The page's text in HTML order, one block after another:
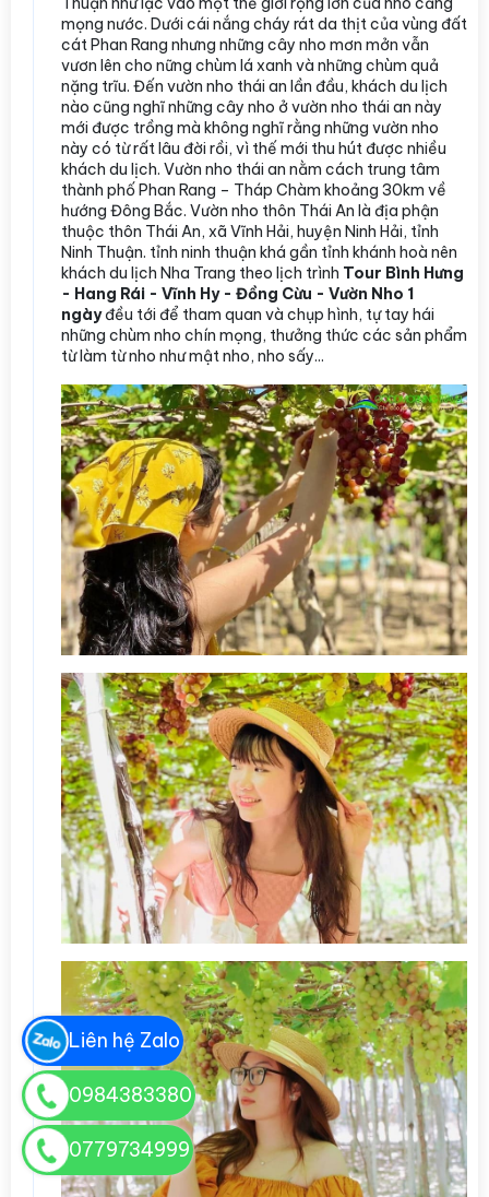
mọng nước. Dưới cái nắng cháy rát da thịt của vùng đất
cát Phan Rang nhưng những cây nho mơn mởn vẫn
vươn lên cho nững chùm lá xanh và những chùm quả
nặng trĩu. Đến vườn nho thái an lần đầu, khách du lịch
nào cũng nghĩ những cây nho ở vườn nho thái an này
mới được trồng mà không nghĩ rằng những vườn nho
này có từ rất lâu đời rồi, vì thế mới thu hút được nhiều
khách du lịch. Vườn nho thái an nằm cách trung tâm
thành phố Phan Rang – Tháp Chàm khoảng 30km về
hướng Đông Bắc. Vườn nho thôn Thái An là địa phận
thuộc thôn Thái An, xã Vĩnh Hải, huyện Ninh Hải, tỉnh
Ninh Thuận. tỉnh ninh thuận khá gần tỉnh khánh hoà nên
khách du lịch Nha Trang theo lịch trình Tour Bình Hưng
- Hang Rái - Vĩnh Hy - Đồng Cừu - Vườn Nho 1
ngàyđều tới để tham quan và chụp hình, tự tay hái
những chùm nho chín mọng, thưởng thức các sản phẩm
từ làm từ nho như mật nho, nho sấy...
0984383380
0779734999
Liên hệ Zalo